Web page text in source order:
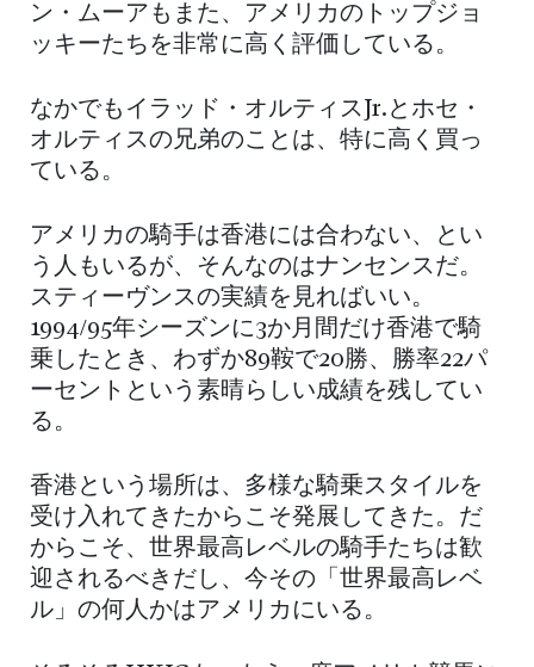
ン・ムーアもまた、アメリカのトップジョ
ッキーたちを非常に高く評価している。
なかでもイラッド・オルティスJr.とホセ・
オルティスの兄弟のことは、特に高く買っ
ている。
アメリカの騎手は香港には合わない、とい
う人もいるが、そんなのはナンセンスだ。
スティーヴンスの実績を見ればいい。
1994/95年シーズンに3か月間だけ香港で騎
乗したとき、わずか89鞍で20勝、勝率22パ
ーセントという素晴らしい成績を残してい
る。
香港という場所は、多様な騎乗スタイルを
受け入れてきたからこそ発展してきた。だ
からこそ、世界最高レベルの騎手たちは歓
迎されるべきだし、今その「世界最高レベ
ル」の何人かはアメリカにいる。